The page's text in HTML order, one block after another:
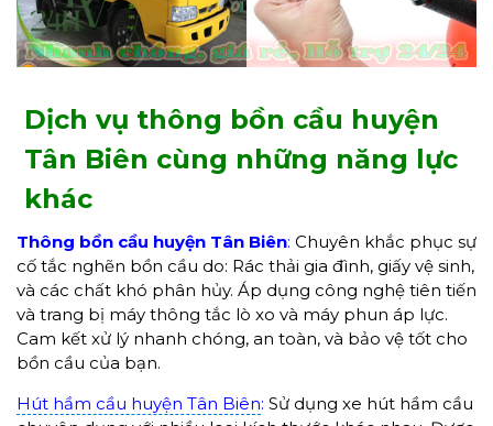
Dịch vụ thông bồn cầu huyện
Tân Biên cùng những năng lực
khác
Thông bồn cầu huyện Tân Biên: Chuyên khắc phục sự
cố tắc nghẽn bồn cầu do: Rác thải gia đình, giấy vệ sinh,
và các chất khó phân hủy. Áp dụng công nghệ tiên tiến
và trang bị máy thông tắc lò xo và máy phun áp lực.
Cam kết xử lý nhanh chóng, an toàn, và bảo vệ tốt cho
bồn cầu của bạn.
Hút hầm cầu huyện Tân Biên: Sử dụng xe hút hầm cầu